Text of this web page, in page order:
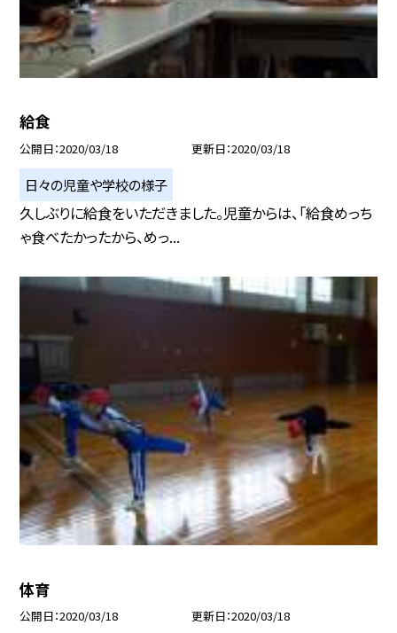
給食
公開日 2020/03/18 更新日 2020/03/18
日々の児童や学校の様子
久しぶりに給食をいただきました。児童からは、「給食めっち
ゃ食べたかったから、めっ...
体育
公開日 2020/03/18 更新日 2020/03/18